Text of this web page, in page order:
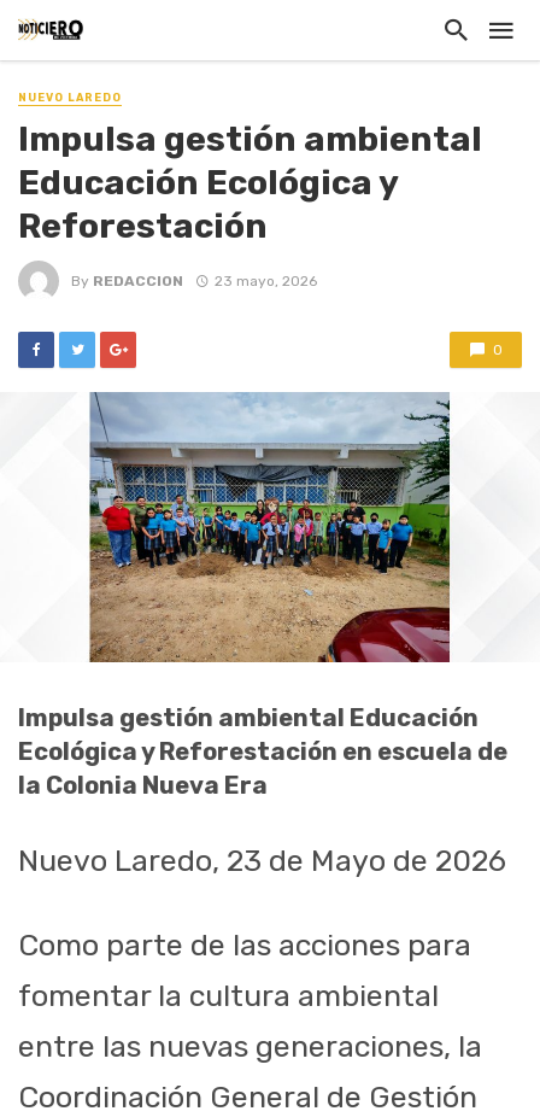
NUEVO LAREDO
Impulsa gestión ambiental
Educación Ecológica y
Reforestación
By REDACCION 23 mayo, 2026
0
Impulsa gestión ambiental Educación
Ecológica y Reforestación en escuela de
la Colonia Nueva Era
Nuevo Laredo, 23 de Mayo de 2026
Como parte de las acciones para
fomentar la cultura ambiental
entre las nuevas generaciones, la
Coordinación General de Gestión